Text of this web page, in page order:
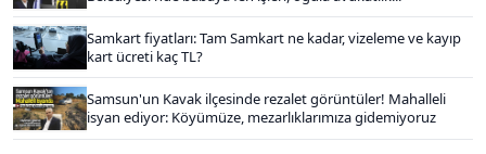
Samkart fiyatları: Tam Samkart ne kadar, vizeleme ve kayıp
kart ücreti kaç TL?
Samsun'un Kavak ilçesinde rezalet görüntüler! Mahalleli
isyan ediyor: Köyümüze, mezarlıklarımıza gidemiyoruz